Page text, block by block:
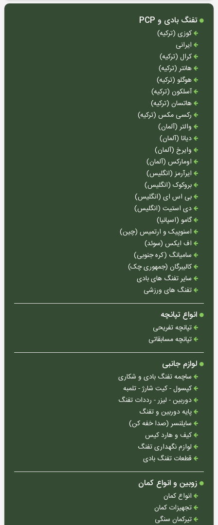
چوب
ماهیگیری
چرخ
ماهیگیری
نخ
ماهیگیری
قلاب
طعمه
سایر
لوازم
ماهیگیری
مقالات
اخبار
آموزشی
کوزی
(ترکیه)
ایرانی
کرال
(ترکیه)
هانتر
(ترکیه)
هوگلو
(ترکیه)
آسلکون
(ترکیه)
هاتسان
(ترکیه)
رکسی
مکس
تفنگ بادی و PCP
کوزی (ترکیه)
ایرانی
کرال (ترکیه)
هانتر (ترکیه)
هوگلو (ترکیه)
آسلکون (ترکیه)
هاتسان (ترکیه)
رکسی مکس (ترکیه)
والتر (آلمان)
دیانا (آلمان)
وایرخ (آلمان)
اومارکس (آلمان)
ایرآرمز (انگلیس)
بروکوک (انگلیس)
بی اس ای (انگلیس)
دی استیت (انگلیس)
گامو (اسپانیا)
اسنوپیک و ارتمیس (چین)
اف ایکس (سوئد)
سامیانگ (کره جنوبی)
کالیبرگان (جمهوری چک)
سایر تفنگ های بادی
تفنگ های ورزشی
انواع تپانچه
تپانچه تفریحی
تپانچه مسابقاتی
لوازم جانبی
ساچمه تفنگ بادی و شکاری
کپسول - کیت شارژ - تلمبه
دوربین - لیزر - رددات تفنگ
پایه دوربین و تفنگ
سایلنسر (صدا خفه کن)
کیف و هارد کیس
لوازم نگهداری تفنگ
قطعات تفنگ بادی
زوبین و انواع کمان
انواع کمان
تجهیزات کمان
تیرکمان سنگی